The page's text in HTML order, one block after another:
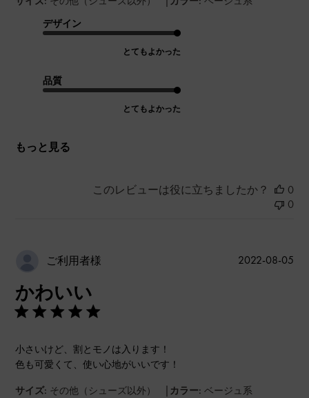
デザイン
とてもよかった
品質
とてもよかった
もっと見る
このレビューは役に立ちましたか？
0
0
ご利用者様
かわいい
小さいけど、割とモノは入ります！
色も可愛くて、使い心地がいいです！
サイズ: その他（シューズ以外） | カラー: ベージュ系
公
2022-08-05